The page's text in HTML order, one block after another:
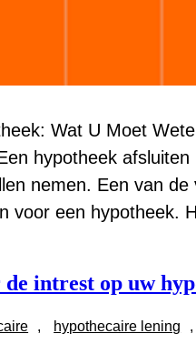
Wat U Moet
hypotheek
nemen. Een van
voor een hypotheek.
intrest op uw
, hypothecaire lening ,